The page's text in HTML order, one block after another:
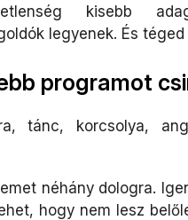
kisebb
legyenek. És
programot
tánc, korcsolya,
néhány dologra.
hogy nem lesz